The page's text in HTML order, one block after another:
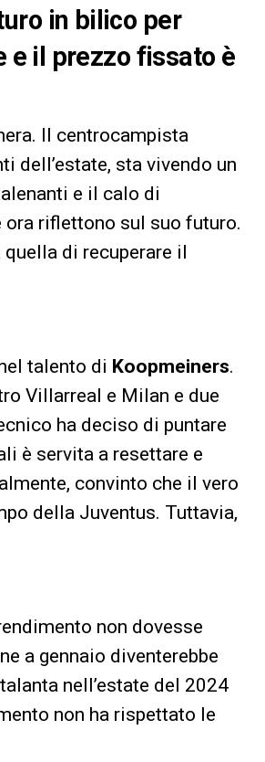
in bilico per
e il prezzo fissato è
Il centrocampista
dell’estate, sta vivendo un
e il calo di
riflettono sul suo futuro.
di recuperare il
talento di Koopmeiners.
Villarreal e Milan e due
ha deciso di puntare
è servita a resettare e
convinto che il vero
della Juventus. Tuttavia,
non dovesse
a gennaio diventerebbe
nell’estate del 2024
non ha rispettato le